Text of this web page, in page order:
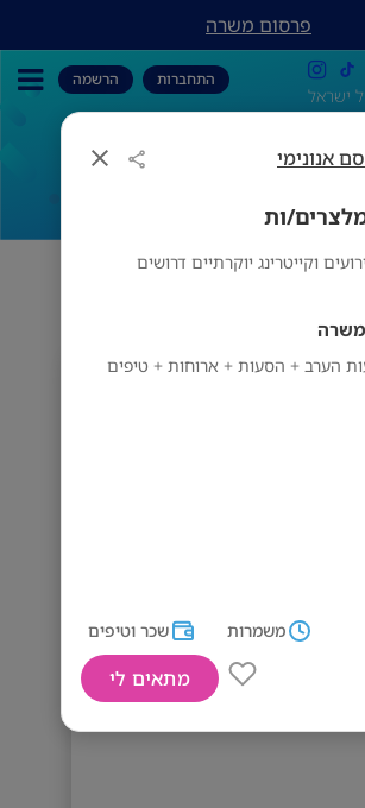
אנונימי
ות
וקייטרינג יוקרתיים דרושים
הערב + הסעות + ארוחות + טיפים
משמרות שכר וטיפים
מתאים לי
פרסום משרה
ישראל
התחברות הרשמה
מלצרים/ות
דרושים מלצרים/ות
אנונימי